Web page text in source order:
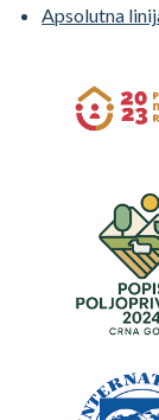
Apsolutna